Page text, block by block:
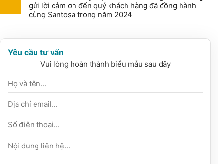
gửi lời cảm ơn đến quý khách hàng đã đồng hành
cùng Santosa trong năm 2024
Yêu cầu tư vấn
Vui lòng hoàn thành biểu mẫu sau đây